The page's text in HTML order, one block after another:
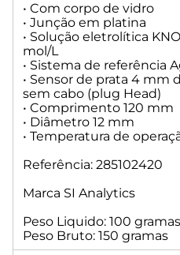
• Com corpo de vidro
• Junção em platina
• Solução eletrolítica
mol/L
• Sistema de referência
• Sensor de prata 4 mm
sem cabo (plug Head)
• Comprimento 120 mm
• Diâmetro 12 mm
• Temperatura de
Referência: 285102420
Marca SI Analytics
Peso Liquido: 100 gramas
Peso Bruto: 150 gramas